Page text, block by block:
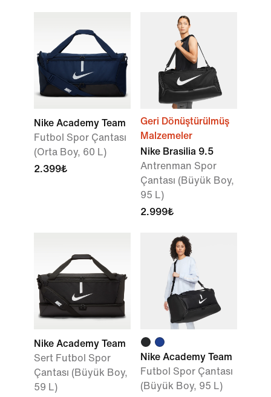
Nike Academy Team
Futbol Spor Çantası
(Orta Boy, 60 L)
2.399₺
Geri Dönüştürülmüş
Malzemeler
Nike Brasilia 9.5
Antrenman Spor
Çantası (Büyük Boy,
95 L)
2.999₺
Nike Academy Team
Sert Futbol Spor
Çantası (Büyük Boy,
59 L)
Nike Academy Team
Futbol Spor Çantası
(Büyük Boy, 95 L)